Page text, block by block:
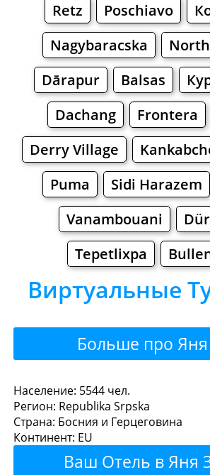
Retz Poschiavo
Nagybaracska
Dārapur
Balsas
Dachang
Frontera
Derry Village
Puma
Sidi Harazem
Vanambouani
Tepetlixpa
Виртуальные
Больше про Яня
Яня - Где
Рестораны Кафе
Население: 5544 чел.
Регион: Republika Srpska
Страна: Босния и Герцеговина
Континент: EU
Ваш Отель в Яня